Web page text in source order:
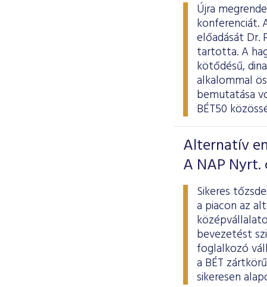
Újra
konferenciát.
előadását Dr.
tartotta. A
kötődésű,
alkalommal
bemutatása
BÉT50
Alternatív
A NAP
Sikeres
a piacon az
bevezetést
foglalkozó
a BÉT
sikeresen